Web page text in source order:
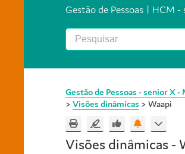
Gestão de Pessoas | HCM -
Gestão de Pessoas - senior X -
> Visões dinâmicas > Waapi
Visões dinâmicas -